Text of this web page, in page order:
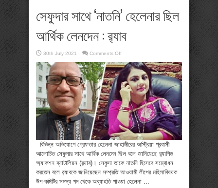
সেফুদার সাথে ‘নাতনি’ হেলেনার ছিল
আর্থিক লেনদেন : র‌্যাব
30th July 2021 Comments Offon
সাথে
‘নাতনি’
হেলেনার
ছিল
আর্থিক
লেনদেন
:
র‌্যাব
বিভিন্ন অভিযোগে গ্রেফতার হেলেনা জাহাঙ্গীরের অস্ট্রিয়া প্রবাসী
আলোচিত সেফুদার সাথে আর্থিক লেনদেন ছিল বলে জানিয়েছে র‌্যাপিড
অ্যাকশন ব্যাটালিয়ন (র‌্যাব)। সেফুদা তাকে নাতনি হিসেবে সম্বোধন
করতেন বলে র‌্যাবকে জানিয়েছেন সম্প্রতি আওয়ামী লীগের মহিলাবিষয়ক
উপ-কমিটির সদস্য পদ থেকে অব্যাহতি পাওয়া হেলেনা ...